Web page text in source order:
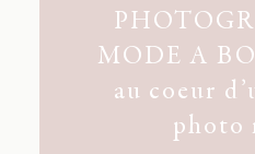
MODE A
au coeur
photo